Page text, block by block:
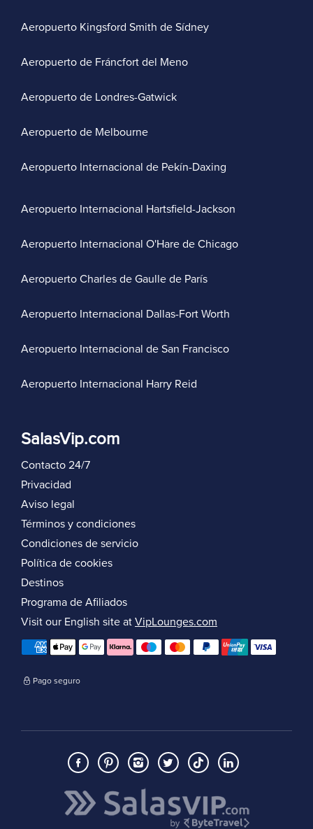
Aeropuerto Kingsford Smith de Sídney
Aeropuerto de Fráncfort del Meno
Aeropuerto de Londres-Gatwick
Aeropuerto de Melbourne
Aeropuerto Internacional de Pekín-Daxing
Aeropuerto Internacional Hartsfield-Jackson
Aeropuerto Internacional O'Hare de Chicago
Aeropuerto Charles de Gaulle de París
Aeropuerto Internacional Dallas-Fort Worth
Aeropuerto Internacional de San Francisco
Aeropuerto Internacional Harry Reid
SalasVip.com
Contacto 24/7
Privacidad
Aviso legal
Términos y condiciones
Condiciones de servicio
Política de cookies
Destinos
Programa de Afiliados
Visit our English site at VipLounges.com
Pago seguro